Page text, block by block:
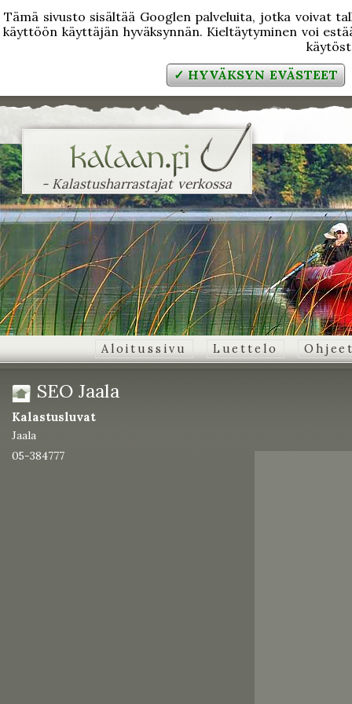
Tämä sivusto sisältää Googlen palveluita, jotka voivat
käyttöön käyttäjän hyväksynnän. Kieltäytyminen voi
✓ HYVÄKSYN EVÄSTEET
- Kalastusharrastajat verkossa
Aloitussivu Luettelo
SEO Jaala
Kalastusluvat
Jaala
05-384777